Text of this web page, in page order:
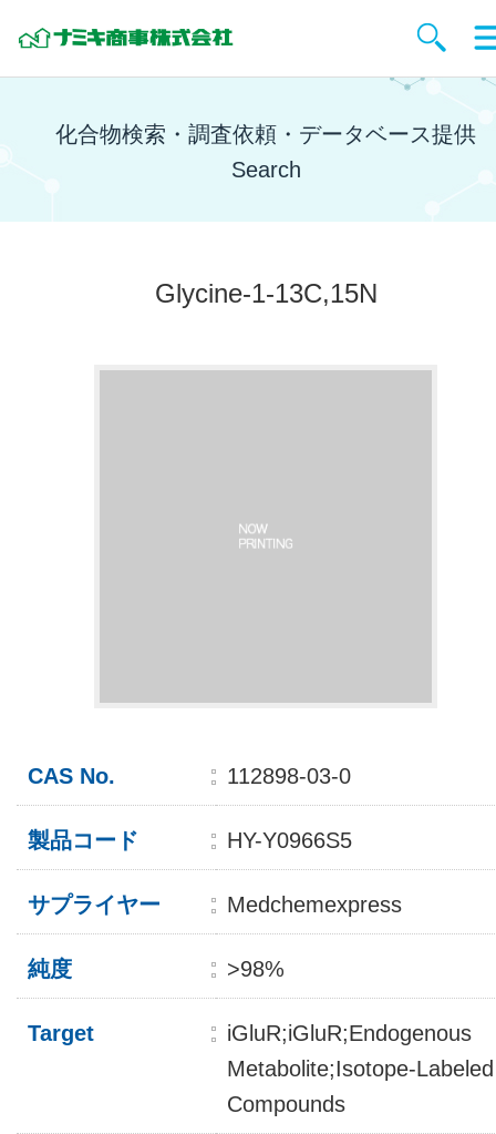
化合物検索・調査依頼・データベース提供
Search
Glycine-1-13C,15N
CAS No. 112898-03-0
製品コード HY-Y0966S5
サプライヤー Medchemexpress
純度 >98%
Target
iGluR;iGluR;Endogenous
Metabolite;Isotope-Labeled
Compounds